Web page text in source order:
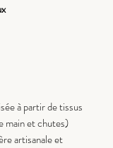
à partir de tissus
main et chutes)
artisanale et